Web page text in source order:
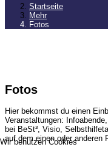
Wir benutzen Cookies
Startseite
Mehr
Fotos
Fotos
Hier bekommst du einen
Veranstaltungen:
bei BeSt³, Visio,
auf dem einen oder anderen